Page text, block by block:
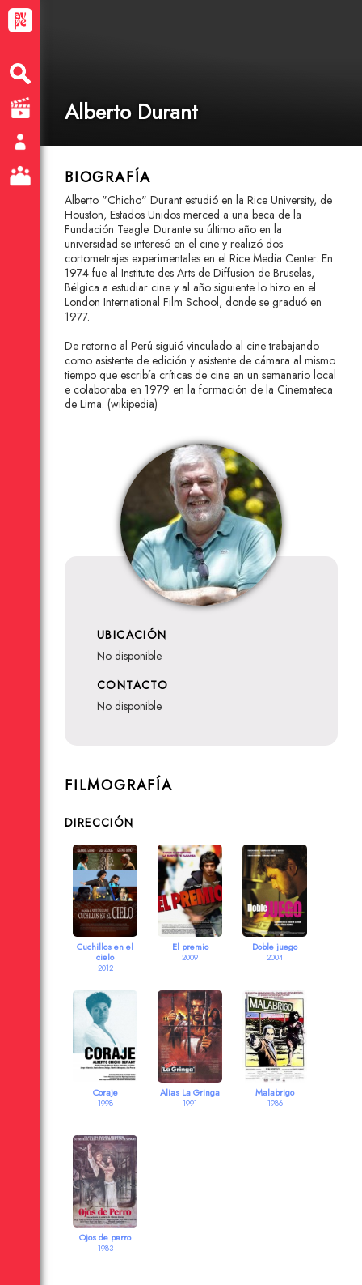
Alberto Durant
BIOGRAFÍA
Alberto "Chicho" Durant estudió en la Rice University, de
Houston, Estados Unidos merced a una beca de la
Fundación Teagle. Durante su último año en la
universidad se interesó en el cine y realizó dos
cortometrajes experimentales en el Rice Media Center. En
1974 fue al Institute des Arts de Diffusion de Bruselas,
Bélgica a estudiar cine y al año siguiente lo hizo en el
London International Film School, donde se graduó en
1977.
De retorno al Perú siguió vinculado al cine trabajando
como asistente de edición y asistente de cámara al mismo
tiempo que escribía críticas de cine en un semanario local
e colaboraba en 1979 en la formación de la Cinemateca
de Lima. (wikipedia)
UBICACIÓN
no disponible
CONTACTO
no disponible
FILMOGRAFÍA
DIRECCIÓN
Cuchillos en el
cielo
2012
El premio
2009
Doble juego
2004
Coraje
1998
Alias La Gringa
1991
Malabrigo
1986
Ojos de perro
1983